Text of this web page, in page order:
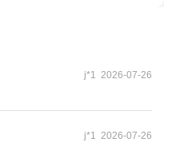
j*1 2026-07-26
j*1 2026-07-26